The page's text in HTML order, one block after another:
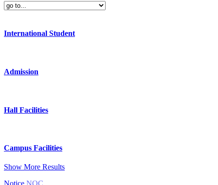
International Student
Admission
Hall Facilities
Campus Facilities
Show More Results